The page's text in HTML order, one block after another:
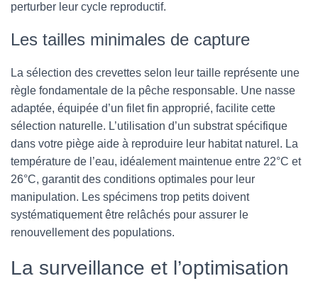
perturber leur cycle reproductif.
Les tailles minimales de capture
La sélection des crevettes selon leur taille représente une
règle fondamentale de la pêche responsable. Une nasse
adaptée, équipée d’un filet fin approprié, facilite cette
sélection naturelle. L’utilisation d’un substrat spécifique
dans votre piège aide à reproduire leur habitat naturel. La
température de l’eau, idéalement maintenue entre 22°C et
26°C, garantit des conditions optimales pour leur
manipulation. Les spécimens trop petits doivent
systématiquement être relâchés pour assurer le
renouvellement des populations.
La surveillance et l’optimisation